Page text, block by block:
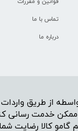
از طریق واردات
ممکن خدمت رسانی
گامو کالا رضایت
قوانین و مقررات
تماس با ما
درباره ما